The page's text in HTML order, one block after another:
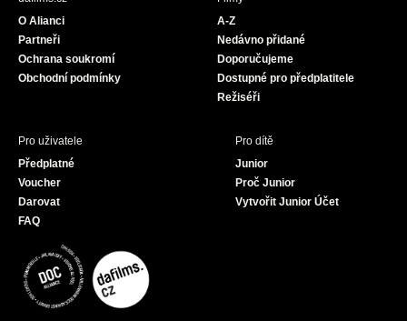
O Alianci
Partneři
Ochrana soukromí
Obchodní podmínky
A-Z
Nedávno přidané
Doporučujeme
Dostupné pro předplatitele
Režiséři
Pro uživatele
Předplatné
Voucher
Darovat
FAQ
Pro dítě
Junior
Proč Junior
Vytvořit Junior Účet